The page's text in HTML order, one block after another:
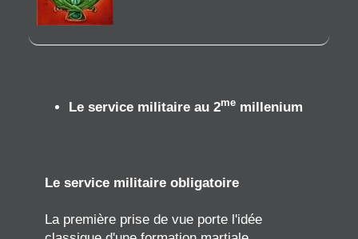
Le service militaire au 2me millenium
Le service militaire obligatoire
La première prise de vue porte l'idée